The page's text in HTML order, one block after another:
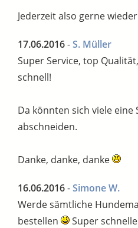
Jederzeit also gerne
17.06.2016-S. Müller
Super Service, top
schnell!
Da könnten sich viele eine
abschneiden.
Danke, danke, danke
16.06.2016-Simone W.
Werde sämtliche
bestellen
Super